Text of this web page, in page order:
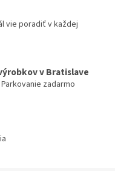
vie poradiť v každej
v Bratislave
zadarmo